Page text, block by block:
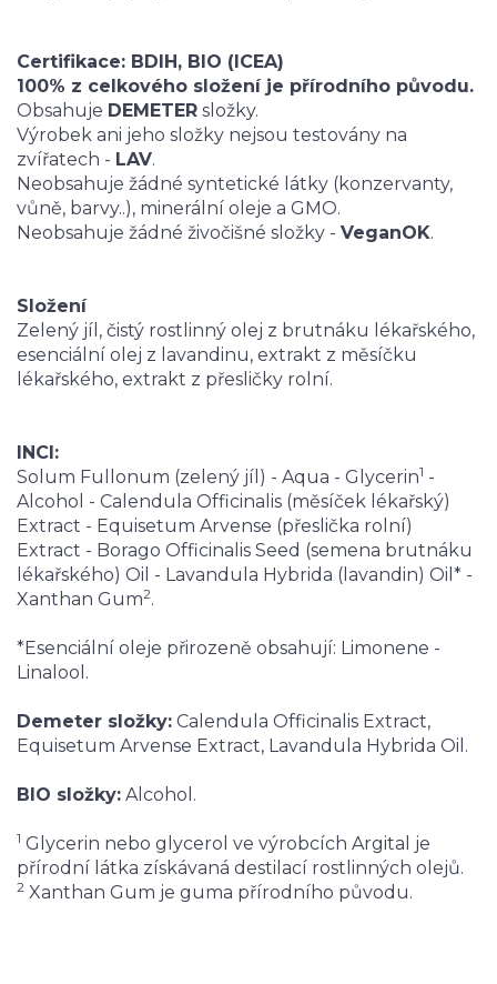
Certifikace: BDIH, BIO (ICEA)
100% z celkového složení je přírodního původu.
Obsahuje DEMETER složky.
Výrobek ani jeho složky nejsou testovány na
zvířatech - LAV.
Neobsahuje žádné syntetické látky (konzervanty,
vůně, barvy..), minerální oleje a GMO.
Neobsahuje žádné živočišné složky - VeganOK.
Složení
Zelený jíl, čistý rostlinný olej z brutnáku lékařského,
esenciální olej z lavandinu, extrakt z měsíčku
lékařského, extrakt z přesličky rolní.
INCI:
Solum Fullonum (zelený jíl) - Aqua - Glycerin1 -
Alcohol - Calendula Officinalis (měsíček lékařský)
Extract - Equisetum Arvense (přeslička rolní)
Extract - Borago Officinalis Seed (semena brutnáku
lékařského) Oil - Lavandula Hybrida (lavandin) Oil* -
Xanthan Gum2.
*Esenciální oleje přirozeně obsahují: Limonene -
Linalool.
Demeter složky: Calendula Officinalis Extract,
Equisetum Arvense Extract, Lavandula Hybrida Oil.
BIO složky: Alcohol.
1 Glycerin nebo glycerol ve výrobcích Argital je
přírodní látka získávaná destilací rostlinných olejů.
2 Xanthan Gum je guma přírodního původu.